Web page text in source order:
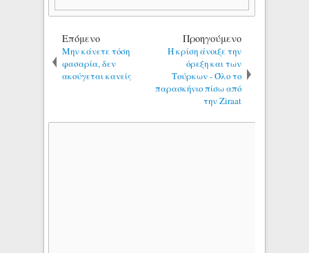
Επόμενο
Μην κάνετε τόση
φασαρία, δεν
ακούγεται κανείς
Προηγούμενο
Η κρίση άνοιξε την
όρεξη και των
Τούρκων - Όλο το
παρασκήνιο πίσω από
την Ziraat